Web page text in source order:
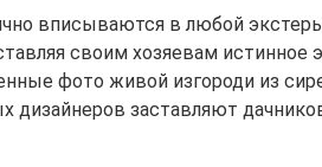
вписываются в любой
своим хозяевам истинное
фото живой изгороди из
дизайнеров заставляют